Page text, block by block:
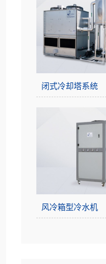
闭式冷却塔系统
风冷箱型冷水机